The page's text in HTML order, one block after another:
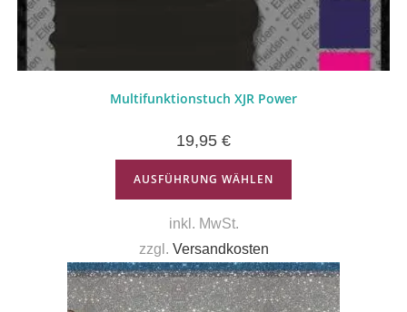
Multifunktionstuch XJR Power
19,95 €
AUSFÜHRUNG WÄHLEN
inkl. MwSt.
zzgl. Versandkosten